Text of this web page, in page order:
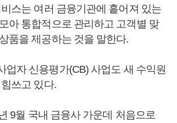
스는 여러 금융기관에 흩어져 있는
아 통합적으로 관리하고 고객별 맞
품을 제공하는 것을 말한다.
업자 신용평가(CB) 사업도 새 수익원
쓰고 있다.
9월 국내 금융사 가운데 처음으로